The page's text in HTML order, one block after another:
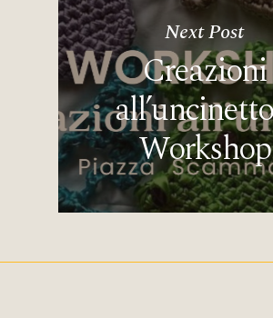
Next Post
Creazioni
Workshop